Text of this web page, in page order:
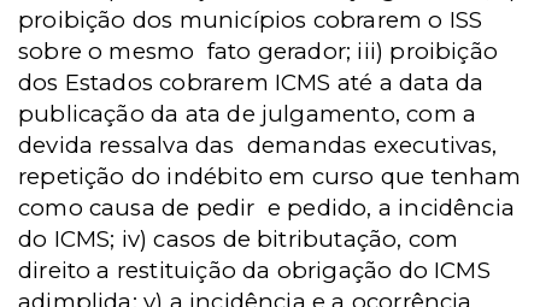
proibição dos municípios cobrarem o ISS
sobre o mesmo fato gerador; iii) proibição
dos Estados cobrarem ICMS até a data da
publicação da ata de julgamento, com a
devida ressalva das demandas executivas,
repetição do indébito em curso que tenham
como causa de pedir e pedido, a incidência
do ICMS; iv) casos de bitributação, com
direito a restituição da obrigação do ICMS